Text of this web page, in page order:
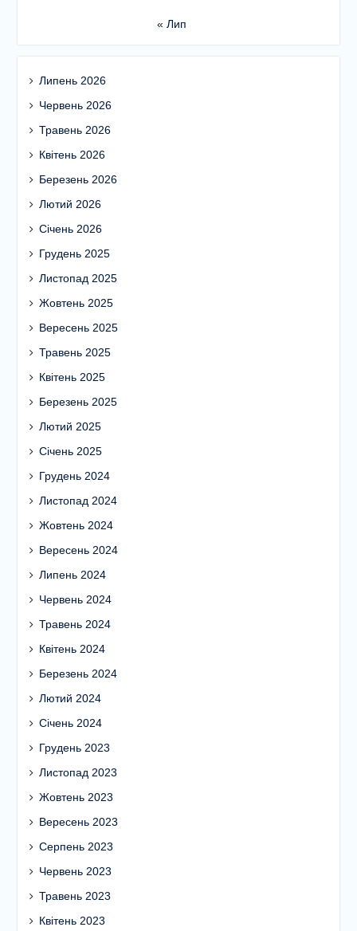
« Лип
Липень 2026
Червень 2026
Травень 2026
Квітень 2026
Березень 2026
Лютий 2026
Січень 2026
Грудень 2025
Листопад 2025
Жовтень 2025
Вересень 2025
Травень 2025
Квітень 2025
Березень 2025
Лютий 2025
Січень 2025
Грудень 2024
Листопад 2024
Жовтень 2024
Вересень 2024
Липень 2024
Червень 2024
Травень 2024
Квітень 2024
Березень 2024
Лютий 2024
Січень 2024
Грудень 2023
Листопад 2023
Жовтень 2023
Вересень 2023
Серпень 2023
Червень 2023
Травень 2023
Квітень 2023